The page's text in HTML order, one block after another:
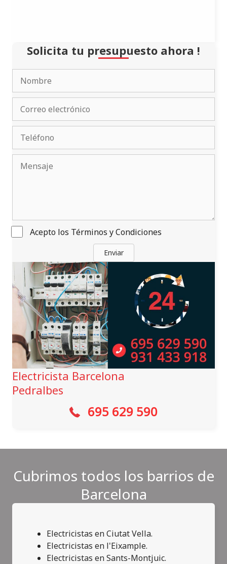
Solicita tu presupuesto ahora !
Acepto los Términos y Condiciones
Enviar
Electricista Barcelona
Pedralbes
695 629 590
Cubrimos todos los barrios de
Barcelona
Electricistas en Ciutat Vella.
Electricistas en l'Eixample.
Electricistas en Sants-Montjuic.